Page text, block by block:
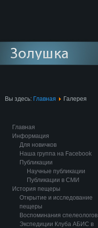
Вы здесь: Главная Галерея
Главная
Информация
Для новичков
Наша группа на Facebook
Публикации
Научные публикации
Публикации в СМИ
История пещеры
Открытие и исследование
пещеры
Воспоминания спелеологов
Экспедиции Клуба АБИС в